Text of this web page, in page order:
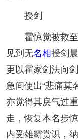
授剑
霍惊觉被救至
见到无名相授剑
更以霍家剑法向
急间使出“悲痛莫
亦觉得其戾气过
走，恢复本名步
内受雄霸赏识，